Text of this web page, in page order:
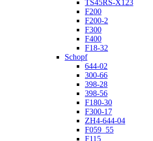
TS45RS-X123
F200
F200-2
F300
F400
F18-32
Schopf
644-02
300-66
398-28
398-56
F180-30
F300-17
ZH4-644-04
F059_55
F115